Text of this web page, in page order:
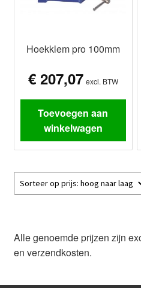
Hoekklem pro 100mm
€207,07 excl. BTW
Toevoegen aan
winkelwagen
Alle genoemde prijzen zijn
en verzendkosten.